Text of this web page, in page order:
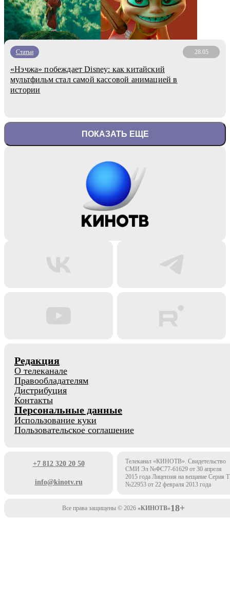
Статьи 28.05
«Нэчжа» побеждает Disney: как китайский
мультфильм стал самой кассовой анимацией в
истории
ПОКАЗАТЬ ЕЩЕ
Редакция
О телеканале
Правообладателям
Дистрибуция
Контакты
Персональные данные
Использование куки
Пользовательское соглашение
+7 812 320 20 50
info@kinotv.ru
Телеканал «КИНОТВ». Свидетельство
СМИ Эл №ФС77-61629 от 30 апреля
2015 года Лицензия на вещание Серия
№22953 от 22 февраля 2013 года
Все права защищены © 2026 «КИНОТВ»18+